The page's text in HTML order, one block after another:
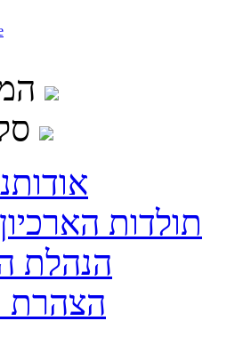
אודות
תולדות
הנהלת
הצהרת